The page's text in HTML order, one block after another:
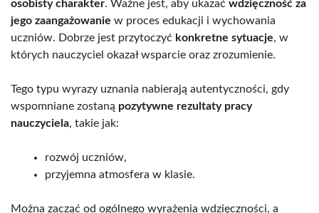
osobisty charakter. Ważne jest, aby ukazać wdzięczność za
jego zaangażowanie w proces edukacji i wychowania
uczniów. Dobrze jest przytoczyć konkretne sytuacje, w
których nauczyciel okazał wsparcie oraz zrozumienie.
Tego typu wyrazy uznania nabierają autentyczności, gdy
wspomniane zostaną pozytywne rezultaty pracy
nauczyciela, takie jak:
rozwój uczniów,
przyjemna atmosfera w klasie.
Można zacząć od ogólnego wyrażenia wdzięczności, a